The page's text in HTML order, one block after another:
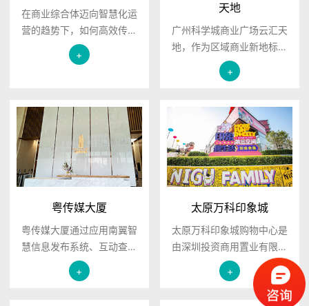
在商业综合体迈向智慧化运
营的趋势下，如何高效传递
信息、提升顾客体验成为关
键命题。海口滨濂商业城与
这座一站式商业地标注入了
全新的数字化活力。
+
天地
广州科学城商业广场云汇天
地，作为区域商业新地标，
近日完成了公共空间智慧化
升级的重要一步——全面部
项目不仅是科技与商业场景
的深度融合，更是南翼科技
“数字商场解决方案”的又一成
功实践。
+
粤传媒大厦
粤传媒大厦通过应用南翼智
慧信息发布系统、互动查询
系统，帮助粤传媒大厦建立
一个集中控制、多功能、多
+
太原万科印象城
太原万科印象城购物中心是
由深圳投资商用置业有限公
司投资设立的、零售地产开
发管理商深圳商置商业咨询
管理有限公司在国内建造的
+